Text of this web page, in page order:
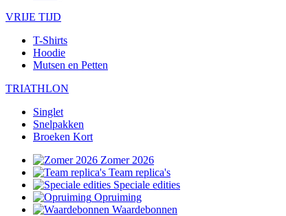
VRIJE TIJD
T-Shirts
Hoodie
Mutsen en Petten
TRIATHLON
Singlet
Snelpakken
Broeken Kort
Zomer 2026
Team replica's
Speciale edities
Opruiming
Waardebonnen